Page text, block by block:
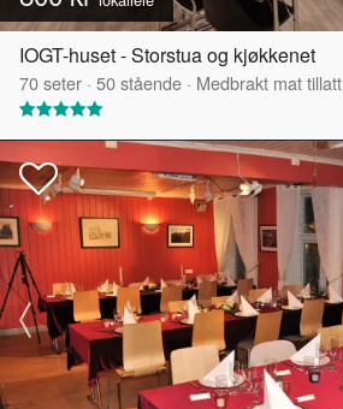
IOGT-huset - Storstua og kjøkkenet
70seter · 50stående · Medbrakt mat tillatt